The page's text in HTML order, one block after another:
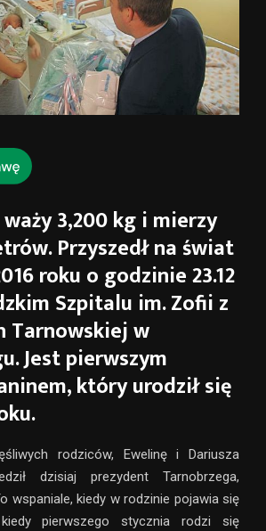
3,200 kg i mierzy
Przyszedł na świat
roku o godzinie 23.12
Szpitalu im. Zofii z
Tarnowskiej w
Jest pierwszym
który urodził się
rodziców, Ewelinę i Dariusza
dzisiaj prezydent Tarnobrzega,
wspaniale, kiedy w rodzinie pojawia się
pierwszego stycznia rodzi się